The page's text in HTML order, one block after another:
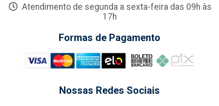
Atendimento de segunda a sexta-feira das 09h às
17h
Formas de Pagamento
Nossas Redes Sociais